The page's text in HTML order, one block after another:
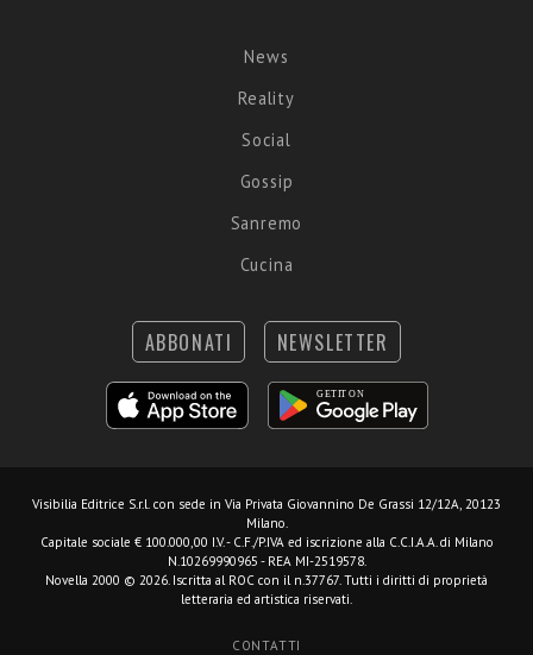
News
Reality
Social
Gossip
Sanremo
Cucina
ABBONATI NEWSLETTER
Visibilia Editrice S.r.l. con sede in Via Privata Giovannino De Grassi 12/12A, 20123
Milano.
Capitale sociale € 100.000,00 I.V. - C.F./P.IVA ed iscrizione alla C.C.I.A.A. di Milano
N.10269990965 - REA MI-2519578.
Novella 2000 © 2026. Iscritta al ROC con il n.37767. Tutti i diritti di proprietà
letteraria ed artistica riservati.
CONTATTI